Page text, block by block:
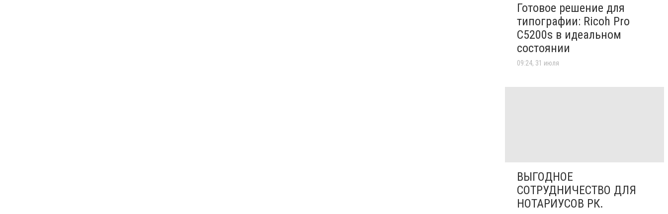
Готовое решение для
типографии: Ricoh Pro
C5200s в идеальном
состоянии
09:24, 31 июля
ВЫГОДНОЕ
СОТРУДНИЧЕСТВО ДЛЯ
НОТАРИУСОВ РК.